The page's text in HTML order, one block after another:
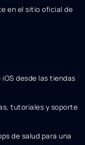
en el sitio oficial de
desde las tiendas
tutoriales y soporte
de salud para una